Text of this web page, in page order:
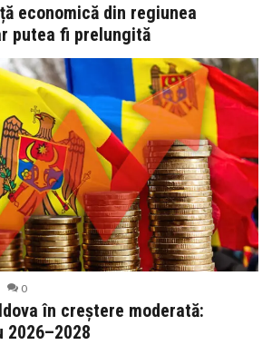
economică din regiunea
putea fi prelungită
0
în creștere moderată:
2026–2028